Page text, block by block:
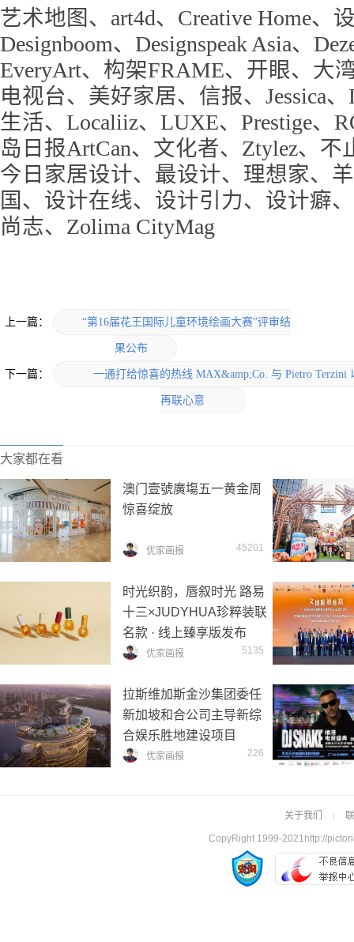
艺术地图、art4d、Creative Home、
Designboom、Designspeak Asia、
EveryArt、构架FRAME、开眼、大
电视台、美好家居、信报、Jessica
生活、Localiiz、LUXE、Prestige、
岛日报ArtCan、文化者、Ztylez、不
今日家居设计、最设计、理想家、
国、设计在线、设计引力、设计癖
尚志、Zolima CityMag
上一篇： “第16届花王国际儿童环境绘画大赛”评审结
果公布
下一篇： 一通打给惊喜的热线 MAX&amp;Co. 与 Pietro Terzini
再联心意
大家都在看
澳门壹號廣塲五一黄金周
惊喜绽放
优家画报 45201
时光织韵，唇叙时光 路易
十三×JUDYHUA珍粹装联
名款 · 线上臻享版发布
优家画报 5135
拉斯维加斯金沙集团委任
新加坡和合公司主导新综
合娱乐胜地建设项目
优家画报 226
关于我们
CopyRight 1999-2021http://